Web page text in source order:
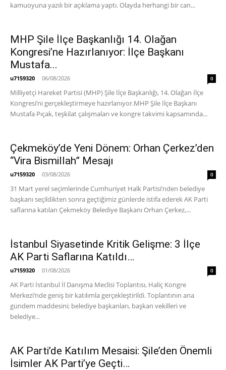
kamuoyuna yazılı bir açıklama yaptı. Olayda herhangi bir can...
MHP Şile İlçe Başkanlığı 14. Olağan
Kongresi’ne Hazırlanıyor: İlçe Başkanı
Mustafa...
u7159320 - 06/08/2026 0
Milliyetçi Hareket Partisi (MHP) Şile İlçe Başkanlığı, 14. Olağan İlçe
Kongresi’ni gerçekleştirmeye hazırlanıyor. ​MHP Şile İlçe Başkanı
Mustafa Pıçak, teşkilat çalışmaları ve kongre takvimi kapsamında...
Çekmeköy’de Yeni Dönem: Orhan Çerkez’den
“Vira Bismillah” Mesajı
u7159320 - 03/08/2026 0
31 Mart yerel seçimlerinde Cumhuriyet Halk Partisi’nden belediye
başkanı seçildikten sonra geçtiğimiz günlerde istifa ederek AK Parti
saflarına katılan Çekmeköy Belediye Başkanı Orhan Çerkez,...
İstanbul Siyasetinde Kritik Gelişme: 3 İlçe
AK Parti Saflarına Katıldı…
u7159320 - 01/08/2026 0
AK Parti İstanbul İl Danışma Meclisi Toplantısı, Haliç Kongre
Merkezi’nde geniş bir katılımla gerçekleştirildi. Toplantının ana
gündem maddesini; belediye başkanları, başkan vekilleri ve
belediye...
AK Parti’de Katılım Mesaisi: Şile’den Önemli
İsimler AK Parti’ye Geçti…